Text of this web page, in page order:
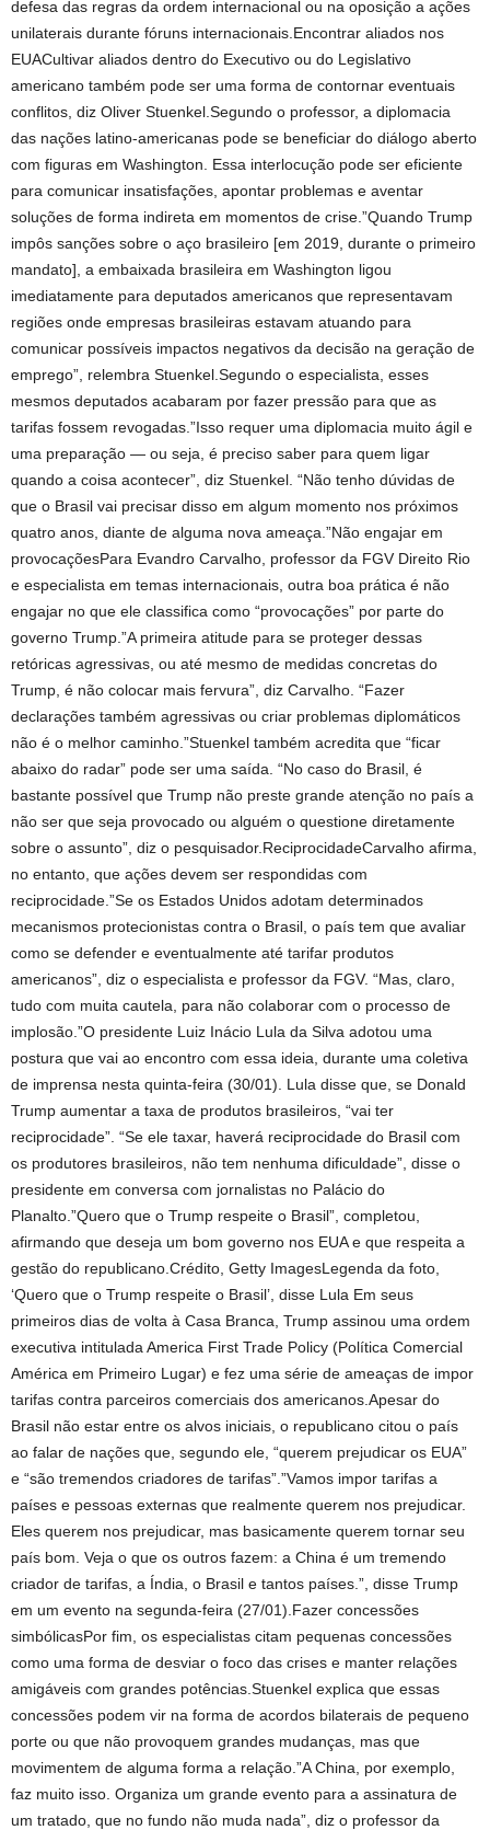
defesa das regras da ordem internacional ou na oposição a ações
unilaterais durante fóruns internacionais.Encontrar aliados nos
EUACultivar aliados dentro do Executivo ou do Legislativo
americano também pode ser uma forma de contornar eventuais
conflitos, diz Oliver Stuenkel.Segundo o professor, a diplomacia
das nações latino-americanas pode se beneficiar do diálogo aberto
com figuras em Washington. Essa interlocução pode ser eficiente
para comunicar insatisfações, apontar problemas e aventar
soluções de forma indireta em momentos de crise.”Quando Trump
impôs sanções sobre o aço brasileiro [em 2019, durante o primeiro
mandato], a embaixada brasileira em Washington ligou
imediatamente para deputados americanos que representavam
regiões onde empresas brasileiras estavam atuando para
comunicar possíveis impactos negativos da decisão na geração de
emprego”, relembra Stuenkel.Segundo o especialista, esses
mesmos deputados acabaram por fazer pressão para que as
tarifas fossem revogadas.”Isso requer uma diplomacia muito ágil e
uma preparação — ou seja, é preciso saber para quem ligar
quando a coisa acontecer”, diz Stuenkel. “Não tenho dúvidas de
que o Brasil vai precisar disso em algum momento nos próximos
quatro anos, diante de alguma nova ameaça.”Não engajar em
provocaçõesPara Evandro Carvalho, professor da FGV Direito Rio
e especialista em temas internacionais, outra boa prática é não
engajar no que ele classifica como “provocações” por parte do
governo Trump.”A primeira atitude para se proteger dessas
retóricas agressivas, ou até mesmo de medidas concretas do
Trump, é não colocar mais fervura”, diz Carvalho. “Fazer
declarações também agressivas ou criar problemas diplomáticos
não é o melhor caminho.”Stuenkel também acredita que “ficar
abaixo do radar” pode ser uma saída. “No caso do Brasil, é
bastante possível que Trump não preste grande atenção no país a
não ser que seja provocado ou alguém o questione diretamente
sobre o assunto”, diz o pesquisador.ReciprocidadeCarvalho afirma,
no entanto, que ações devem ser respondidas com
reciprocidade.”Se os Estados Unidos adotam determinados
mecanismos protecionistas contra o Brasil, o país tem que avaliar
como se defender e eventualmente até tarifar produtos
americanos”, diz o especialista e professor da FGV. “Mas, claro,
tudo com muita cautela, para não colaborar com o processo de
implosão.”O presidente Luiz Inácio Lula da Silva adotou uma
postura que vai ao encontro com essa ideia, durante uma coletiva
de imprensa nesta quinta-feira (30/01). Lula disse que, se Donald
Trump aumentar a taxa de produtos brasileiros, “vai ter
reciprocidade”. “Se ele taxar, haverá reciprocidade do Brasil com
os produtores brasileiros, não tem nenhuma dificuldade”, disse o
presidente em conversa com jornalistas no Palácio do
Planalto.”Quero que o Trump respeite o Brasil”, completou,
afirmando que deseja um bom governo nos EUA e que respeita a
gestão do republicano.Crédito, Getty ImagesLegenda da foto,
‘Quero que o Trump respeite o Brasil’, disse Lula Em seus
primeiros dias de volta à Casa Branca, Trump assinou uma ordem
executiva intitulada America First Trade Policy (Política Comercial
América em Primeiro Lugar) e fez uma série de ameaças de impor
tarifas contra parceiros comerciais dos americanos.Apesar do
Brasil não estar entre os alvos iniciais, o republicano citou o país
ao falar de nações que, segundo ele, “querem prejudicar os EUA”
e “são tremendos criadores de tarifas”.”Vamos impor tarifas a
países e pessoas externas que realmente querem nos prejudicar.
Eles querem nos prejudicar, mas basicamente querem tornar seu
país bom. Veja o que os outros fazem: a China é um tremendo
criador de tarifas, a Índia, o Brasil e tantos países.”, disse Trump
em um evento na segunda-feira (27/01).Fazer concessões
simbólicasPor fim, os especialistas citam pequenas concessões
como uma forma de desviar o foco das crises e manter relações
amigáveis com grandes potências.Stuenkel explica que essas
concessões podem vir na forma de acordos bilaterais de pequeno
porte ou que não provoquem grandes mudanças, mas que
movimentem de alguma forma a relação.”A China, por exemplo,
faz muito isso. Organiza um grande evento para a assinatura de
um tratado, que no fundo não muda nada”, diz o professor da